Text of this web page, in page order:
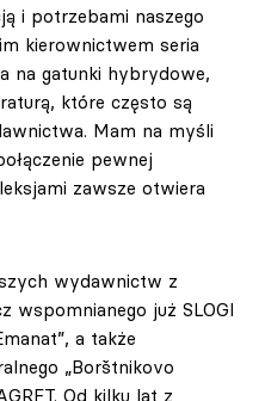
i potrzebami naszego
kierownictwem seria
na gatunki hybrydowe,
które często są
Mam na myśli
pewnej
zawsze otwiera
wydawnictw z
wspomnianego już SLOGI
a także
„Borštnikovo
Od kilku lat z